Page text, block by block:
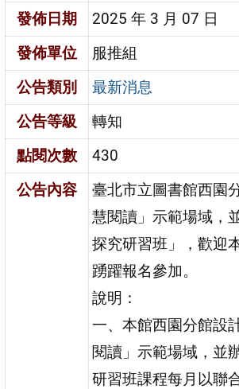
發佈日期
2025 年 3 月 07 日
發佈單位
服推組
公告類別
最新消息
公告等級
轉知
點閱次數
430
公告內容
臺北市立圖書館西園
慧閱讀」示範場域，
探究研習班」，歡迎
踴躍報名參加。
說明：
一、本館西園分館設
閱讀」示範場域，並
研習班課程每月以聯